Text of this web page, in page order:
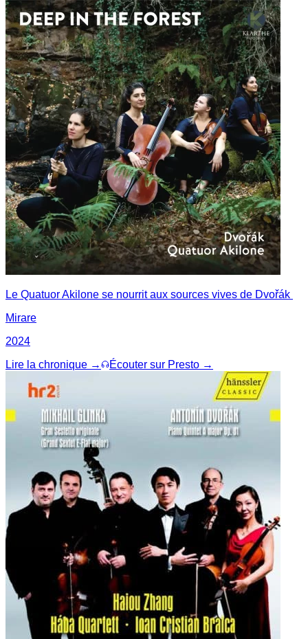
Le Quatuor Akilone se nourrit aux sources vives de Dvořák
Mirare
2024
Lire la chronique →
Écouter sur Presto →